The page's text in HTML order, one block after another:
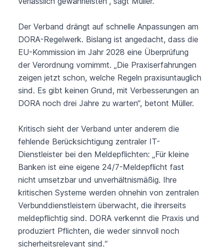
Der Verband drängt auf schnelle Anpassungen am
DORA-Regelwerk. Bislang ist angedacht, dass die
EU-Kommission im Jahr 2028 eine Überprüfung
der Verordnung vornimmt. „Die Praxiserfahrungen
zeigen jetzt schon, welche Regeln praxisuntauglich
sind. Es gibt keinen Grund, mit Verbesserungen an
DORA noch drei Jahre zu warten“, betont Müller.
Kritisch sieht der Verband unter anderem die
fehlende Berücksichtigung zentraler IT-
Dienstleister bei den Meldepflichten: „Für kleine
Banken ist eine eigene 24/7-Meldepflicht fast
nicht umsetzbar und unverhältnismäßig. Ihre
kritischen Systeme werden ohnehin von zentralen
Verbunddienstleistern überwacht, die ihrerseits
meldepflichtig sind. DORA verkennt die Praxis und
produziert Pflichten, die weder sinnvoll noch
sicherheitsrelevant sind.“